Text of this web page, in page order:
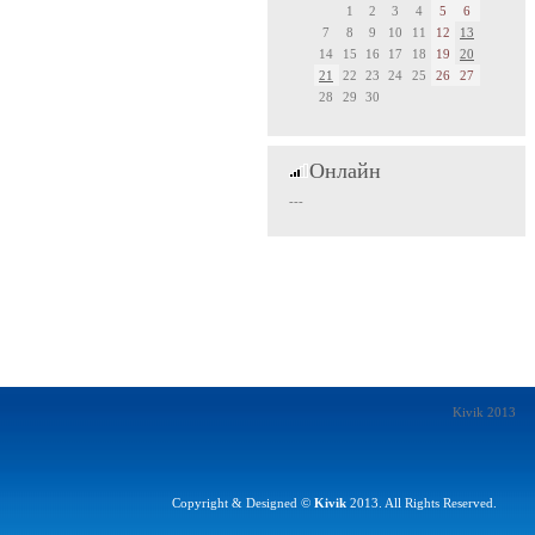
1
2 3 4 5
6
7
8 9 10 11 12
13
14
15 16 17 18 19
20
21
22 23 24 25 26
27
28
29 30
Онлайн
---
Kivik 2013
Copyright & Designed © Kivik 2013. All Rights Reserved.